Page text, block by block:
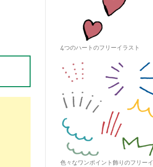
4つのハートのフリーイラスト
色々なワンポイント飾りのフリーイ